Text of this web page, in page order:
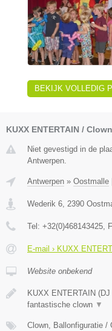
BEKIJK VOLLEDIG
KUXX ENTERTAIN /
Niet gevestigd in de
Antwerpen.
Antwerpen » Oostmalle
Wederik 6, 2390
Tel: +32(0)468143425,
E-mail › KUXX
Website onbekend
KUXX ENTERTAIN
fantastische clown ▼
Clown, Ballonfiguratie /